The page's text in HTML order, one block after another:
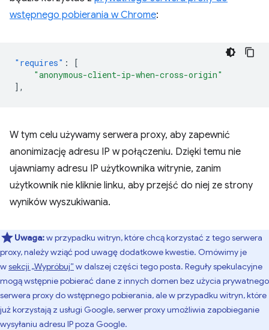
wstępnego pobierania w Chrome:
"requires" :
[
"anonymous-client-ip-when-cross-origin"
],
W tym celu używamy serwera proxy, aby zapewnić
anonimizację adresu IP w połączeniu. Dzięki temu nie
ujawniamy adresu IP użytkownika witrynie, zanim
użytkownik nie kliknie linku, aby przejść do niej ze strony
wyników wyszukiwania.
Uwaga:w przypadku witryn, które chcą korzystać z tego serwera
proxy, należy wziąć pod uwagę dodatkowe kwestie. Omówimy je
wsekcji „Wypróbuj”w dalszej części tego posta. Reguły spekulacyjne
mogą wstępnie pobierać dane z innych domen bez użycia prywatnego
serwera proxy do wstępnego pobierania, ale w przypadku witryn, które
już korzystają z usługi Google, serwer proxy umożliwia zapobieganie
wysyłaniu adresu IP poza Google.